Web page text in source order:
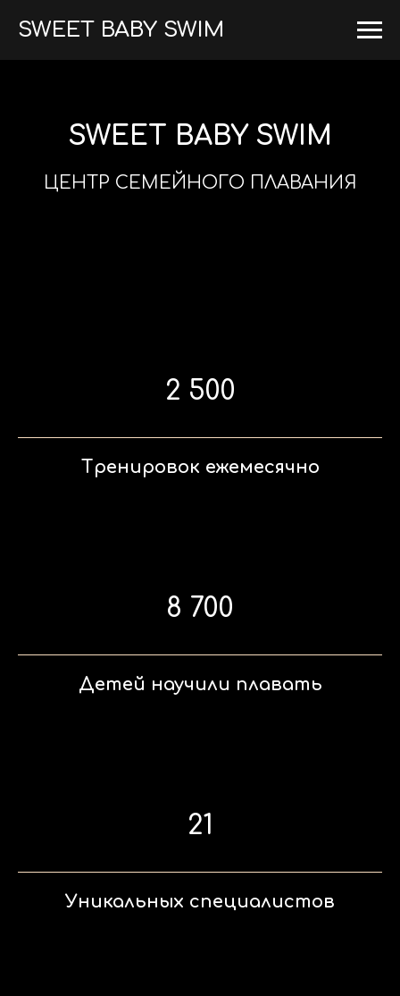
SWEET BABY SWIM
SWEET BABY SWIM
ЦЕНТР СЕМЕЙНОГО ПЛАВАНИЯ
2 500
Тренировок ежемесячно
8 700
Детей научили плавать
21
Уникальных специалистов